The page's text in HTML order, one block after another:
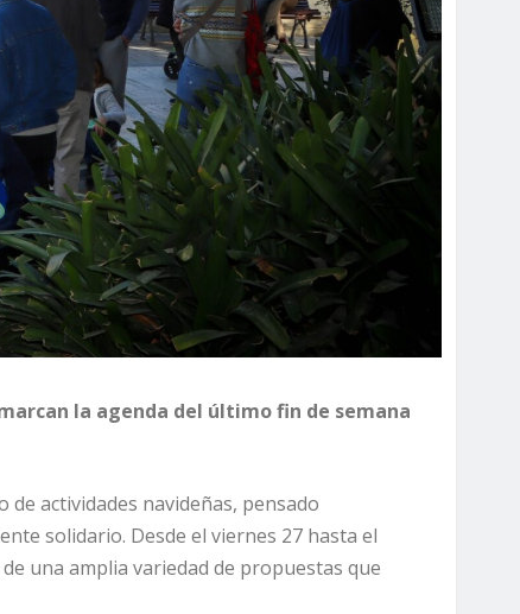
la agenda del último fin de semana
actividades navideñas, pensado
solidario. Desde el viernes 27 hasta el
una amplia variedad de propuestas que